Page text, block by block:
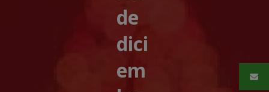
de
dici
em